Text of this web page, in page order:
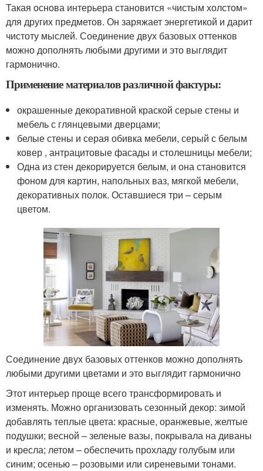
Такая основа интерьера становится «чистым холстом»
для других предметов. Он заряжает энергетикой и дарит
чистоту мыслей. Соединение двух базовых оттенков
можно дополнять любыми другими и это выглядит
гармонично.
Применение материалов различной фактуры:
окрашенные декоративной краской серые стены и
мебель с глянцевыми дверцами;
белые стены и серая обивка мебели, серый с белым
ковер , антрацитовые фасады и столешницы мебели;
Одна из стен декорируется белым, и она становится
фоном для картин, напольных ваз, мягкой мебели,
декоративных полок. Оставшиеся три – серым
цветом.
Соединение двух базовых оттенков можно дополнять
любыми другими цветами и это выглядит гармонично
Этот интерьер проще всего трансформировать и
изменять. Можно организовать сезонный декор: зимой
добавлять теплые цвета: красные, оранжевые, желтые
подушки; весной – зеленые вазы, покрывала на диваны
и кресла; летом – обеспечить прохладу голубым или
синим; осенью – розовыми или сиреневыми тонами.